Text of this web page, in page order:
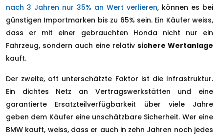
nach 3 Jahren nur 35% an Wert verlieren, können es bei
günstigen Importmarken bis zu 65% sein. Ein Käufer weiss,
dass er mit einer gebrauchten Honda nicht nur ein
Fahrzeug, sondern auch eine relativ sichere Wertanlage
kauft.
Der zweite, oft unterschätzte Faktor ist die Infrastruktur.
Ein dichtes Netz an Vertragswerkstätten und eine
garantierte Ersatzteilverfügbarkeit über viele Jahre
geben dem Käufer eine unschätzbare Sicherheit. Wer eine
BMW kauft, weiss, dass er auch in zehn Jahren noch jedes